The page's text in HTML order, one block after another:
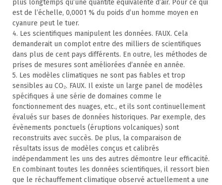
plus longtemps qu’une quantité équivalente d’air. Pour ce qui
est de l’échelle, 0,0001 % du poids d’un homme moyen en
cyanure peut le tuer.
4. Les scientifiques manipulent les données. FAUX. Cela
demanderait un complot entre des milliers de scientifiques
dans plus de cent pays différents. En outre, les méthodes de
prises de mesures sont améliorées d’année en année.
5. Les modèles climatiques ne sont pas fiables et trop
sensibles au CO₂. FAUX. Il existe un large panel de modèles
spécifiques à une série de domaines comme le
fonctionnement des nuages, etc., et ils sont continuellement
évalués sur bases de données historiques. Par exemple, des
évènements ponctuels (éruptions volcaniques) sont
reconstruits avec succès. De plus, la comparaison de
résultats issus de modèles conçus et calibrés
indépendamment les uns des autres démontre leur efficacité.
En combinant toutes les données scientifiques, il ressort bien
que le réchauffement climatique observé actuellement a une